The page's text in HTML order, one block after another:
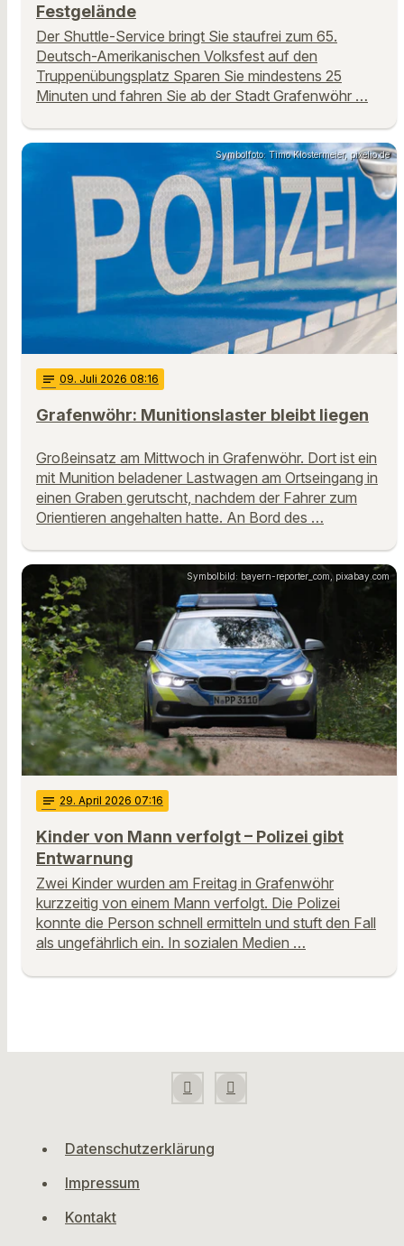
Festgelände
Der Shuttle-Service bringt Sie staufrei zum 65.
Deutsch-Amerikanischen Volksfest auf den
Truppenübungsplatz Sparen Sie mindestens 25
Minuten und fahren Sie ab der Stadt Grafenwöhr …
Symbolfoto: Timo Klostermeier, pixelio.de
notes 09. Juli 2026 08:16
Grafenwöhr: Munitionslaster bleibt liegen
Großeinsatz am Mittwoch in Grafenwöhr. Dort ist ein
mit Munition beladener Lastwagen am Ortseingang in
einen Graben gerutscht, nachdem der Fahrer zum
Orientieren angehalten hatte. An Bord des …
Symbolbild: bayern-reporter_com, pixabay.com
notes 29. April 2026 07:16
Kinder von Mann verfolgt – Polizei gibt
Entwarnung
Zwei Kinder wurden am Freitag in Grafenwöhr
kurzzeitig von einem Mann verfolgt. Die Polizei
konnte die Person schnell ermitteln und stuft den Fall
als ungefährlich ein. In sozialen Medien …
Datenschutzerklärung
Impressum
Kontakt